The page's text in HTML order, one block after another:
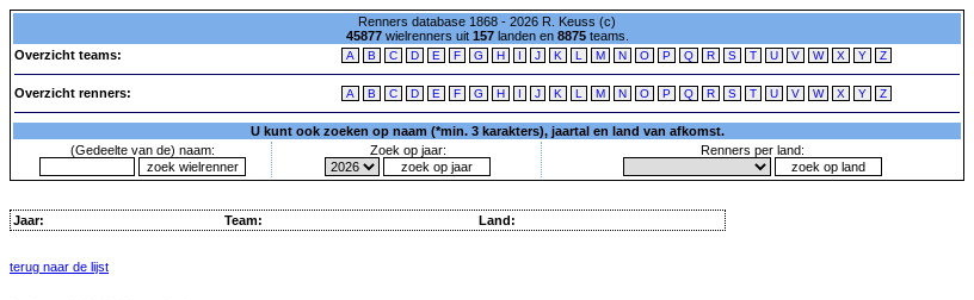
Renners database 1868 - 2026 R. Keuss (c)
45877wielrenners uit 157landen en 8875teams.
Overzicht teams:
A B C D E F G H I J K L M N O P Q R S T U V W X Y Z
Overzicht renners: A B C D E F G H I J K L M N O P Q R S T U V W X Y Z
U kunt ook zoeken op naam (*min. 3 karakters), jaartal en land van afkomst.
(Gedeelte van de) naam:
Zoek op jaar: Renners per land:
Jaar: Team: Land:
terug naar de lijst